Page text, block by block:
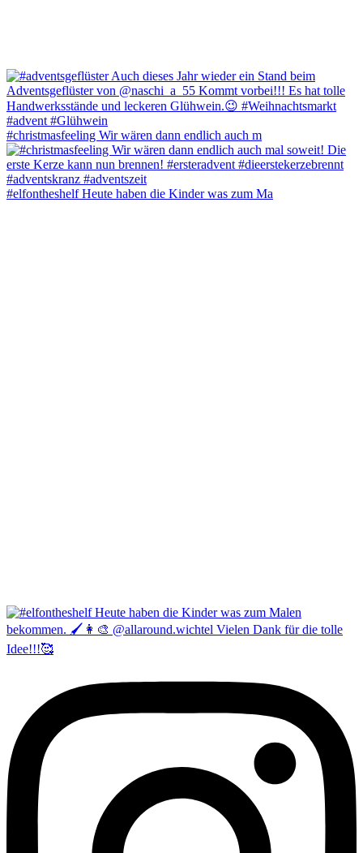
#christmasfeeling Wir wären dann endlich auch m
#elfontheshelf Heute haben die Kinder was zum Ma